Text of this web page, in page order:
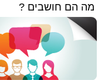
מה הם חושבים ?